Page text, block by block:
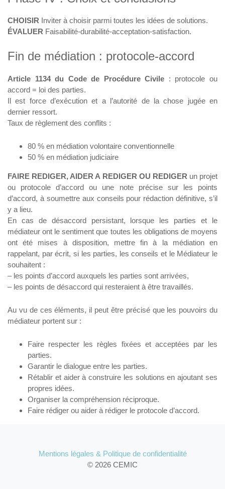
CHOISIR Inviter à choisir parmi toutes les idées de solutions.
ÉVALUER Faisabilité-durabilité-acceptation-satisfaction.
Fin de médiation : protocole-accord
Article 1134 du Code de Procédure Civile : protocole ou
accord = loi des parties.
Il est force d’exécution et a l’autorité de la chose jugée en
dernier ressort.
Taux de règlement des conflits :
80 % en médiation volontaire conventionnelle
50 % en médiation judiciaire
FAIRE REDIGER, AIDER A REDIGER OU REDIGER un projet
ou protocole d’accord ou une note précise sur les points
d’accord, à soumettre aux conseils pour rédaction définitive, s’il
y a lieu.
En cas de désaccord persistant, lorsque les parties et le
médiateur ont le sentiment que toutes les obligations de moyens
ont été mises à disposition, mettre fin à la médiation en
rappelant, par écrit, si les parties, les conseils et le Médiateur le
souhaitent :
– les points d’accord auxquels les parties sont arrivées,
– les points de désaccord qui resteraient à être travaillés.
Au vu de ces éléments, il peut être précisé que les pouvoirs du
médiateur portent sur :
Faire respecter les règles fixées et acceptées par les
parties.
Garantir le dialogue entre les parties.
Rétablir et aider à construire les solutions en ajoutant ses
propres idées.
Organiser la compréhension réciproque.
Faire rédiger ou aider à rédiger le protocole d’accord.
Mentions légales & Politique de confidentialité
© 2026 CEMIC